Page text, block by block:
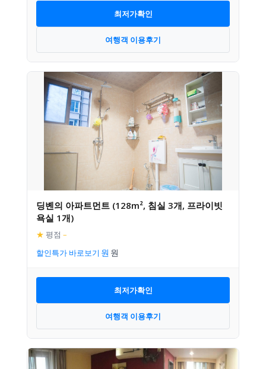
최저가확인
여행객 이용후기
딩볜의 아파트먼트 (128m², 침실 3개, 프라이빗
욕실 1개)
★ 평점 –
할인특가 바로보기
최저가확인
여행객 이용후기